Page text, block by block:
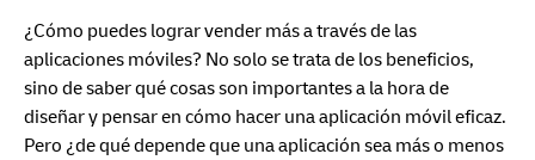
¿Cómo puedes lograr vender más a través de las
aplicaciones móviles? No solo se trata de los beneficios,
sino de saber qué cosas son importantes a la hora de
diseñar y pensar en cómo hacer una aplicación móvil eficaz.
Pero ¿de qué depende que una aplicación sea más o menos